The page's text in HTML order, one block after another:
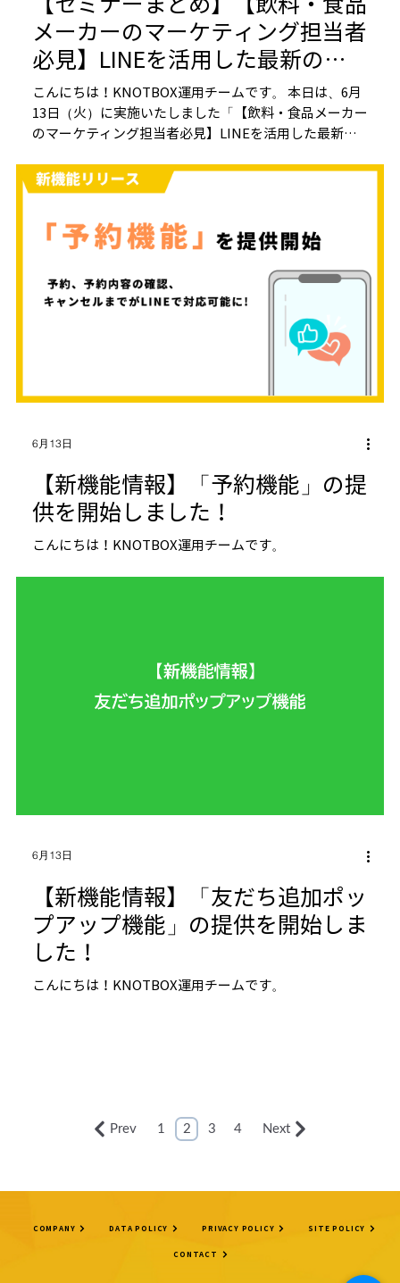
メーカーのマーケティング担当者
必見】LINEを活用した最新の店
頭販促手法とは？
こんにちは！KNOTBOX運用チームです。 本日は、6月
13日（火）に実施いたしました「【飲料・食品メーカー
のマーケティング担当者必見】LINEを活用した最新の
ます！
6月13日
【新機能情報】「予約機能」の提
供を開始しました！
こんにちは！KNOTBOX運用チームです。
6月13日
【新機能情報】「友だち追加ポッ
プアップ機能」の提供を開始しま
した！
こんにちは！KNOTBOX運用チームです。
Prev 1 2 3 4 Next
COMPANY DATA POLICY PRIVACY POLICY SITE POLICY
CONTACT